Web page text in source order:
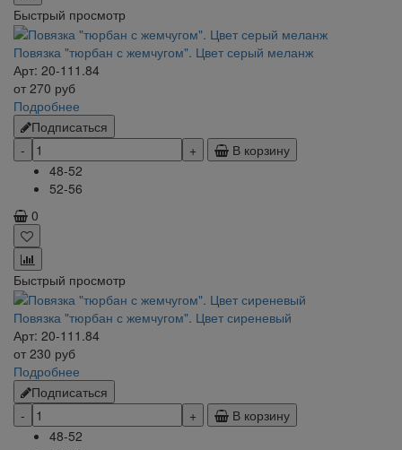
Быстрый просмотр
Повязка "тюрбан с жемчугом". Цвет серый меланж
Арт: 20-111.84
от 270 руб
Подробнее
Подписаться
В корзину
48-52
52-56
0
Быстрый просмотр
Повязка "тюрбан с жемчугом". Цвет сиреневый
Арт: 20-111.84
от 230 руб
Подробнее
Подписаться
В корзину
48-52